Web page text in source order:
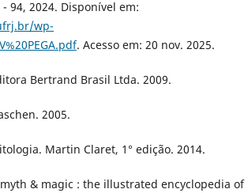
94, 2024. Disponível em:
wp-
. Acesso em: 20 nov. 2025.
Bertrand Brasil Ltda. 2009.
2005.
Martin Claret, 1° edição. 2014.
myth & magic : the illustrated encyclopedia of